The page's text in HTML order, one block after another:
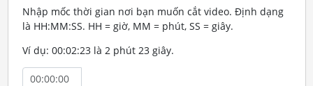
Nhập mốc thời gian nơi bạn muốn cắt video. Định dạng
là HH:MM:SS. HH = giờ, MM = phút, SS = giây.
Ví dụ: 00:02:23 là 2 phút 23 giây.